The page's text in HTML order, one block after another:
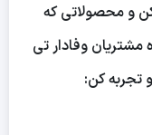
و محصولاتی که
وفادار تی